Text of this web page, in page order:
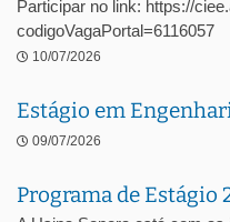
Participar no link: https://
codigoVagaPortal=6116057
10/07/2026
Estágio em
09/07/2026
Programa de Estágio